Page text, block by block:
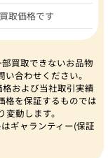
取価格です
買取できないお品物
合わせください。
および当社取引実績
格を保証するものでは
動します。
ギャランティー(保証